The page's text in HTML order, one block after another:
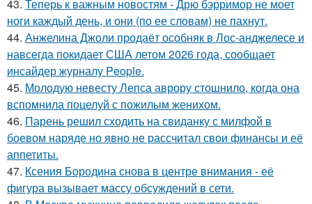
43. Теперь к важным новостям - Дрю бэрримор не моет
ноги каждый день, и они (по ее словам) не пахнут.
44. Анжелина Джоли продаёт особняк в Лос-анджелесе и
навсегда покидает США летом 2026 года, сообщает
инсайдер журналу People.
45. Молодую невесту Лепса аврору стошнило, когда она
вспомнила поцелуй с пожилым женихом.
46. Парень решил сходить на свиданку с милфой в
боевом наряде но явно не рассчитал свои финансы и её
аппетиты.
47. Ксения Бородина снова в центре внимания - её
фигура вызывает массу обсуждений в сети.